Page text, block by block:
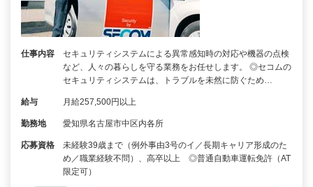
仕事内容
セキュリティシステムによる異常感知時の対応や機器の点検
など、人々の暮らしを守る業務をお任せします。 ◎セコムの
セキュリティシステムは、トラブルを未然に防ぐため…
給与 月給257,500円以上
勤務地 愛知県名古屋市中区内各所
応募資格
未経験39歳まで（例外事由3号のイ／長期キャリア形成のた
め／職業経験不問）、高卒以上 ◎普通自動車運転免許（AT
限定可）